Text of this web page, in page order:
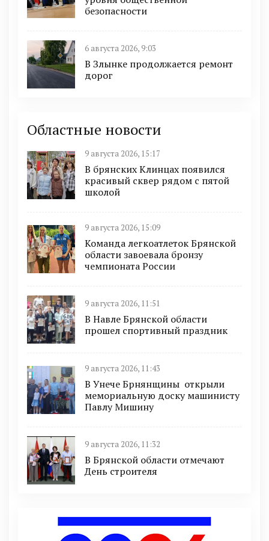
безопасности
6 августа 2026, 9:03
В Злынке продолжается ремонт
дорог
Областные новости
9 августа 2026, 15:17
В брянских Клинцах появился
красивый сквер рядом с пятой
школой
9 августа 2026, 15:09
Команда легкоатлеток Брянской
области завоевала бронзу
чемпионата России
9 августа 2026, 11:51
В Навле Брянской области
прошел спортивный праздник
9 августа 2026, 11:43
В Унече Брнянщины открыли
мемориальную доску машинисту
Павлу Мишину
9 августа 2026, 11:32
В Брянской области отмечают
День строителя